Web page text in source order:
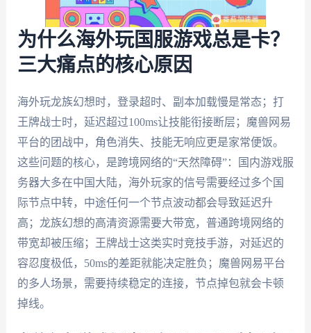
为什么海外玩国服游戏总是卡？
三大痛点的核心原因
海外玩龙族幻想时，登录超时、副本加载慢是常态；打
王牌战士时，延迟超过100ms让技能衔接断层；魔兽网易
平台的团战中，角色消失、技能无响应更是家常便饭。
这些问题的核心，是跨境网络的“天然障碍”：国内游戏服
务器大多在中国大陆，海外玩家的信号需要经过多个国
际节点中转，中途任何一个节点波动都会导致延迟升
高；龙族幻想的高清资源需要大带宽，普通跨境网络的
带宽却被压缩；王牌战士这类实时竞技手游，对延迟的
容忍度极低，50ms的差距就能决定胜负；魔兽网易平台
的多人场景，需要持续稳定的连接，节点掉包就会卡顿
掉线。